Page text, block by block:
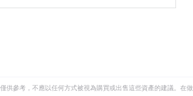
供參考，不應以任何方式被視為購買或出售這些資產的建議。在做